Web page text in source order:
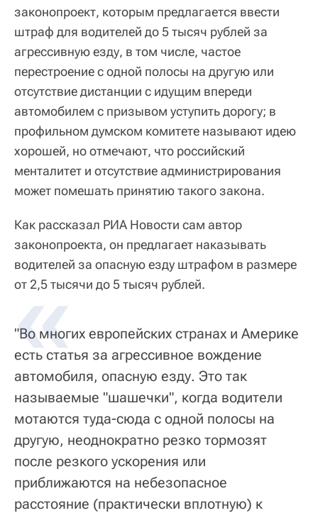
законопроект, которым предлагается ввести
штраф для водителей до 5 тысяч рублей за
агрессивную езду, в том числе, частое
перестроение с одной полосы на другую или
отсутствие дистанции с идущим впереди
автомобилем с призывом уступить дорогу; в
профильном думском комитете называют идею
хорошей, но отмечают, что российский
менталитет и отсутствие администрирования
может помешать принятию такого закона.
Как рассказал РИА Новости сам автор
законопроекта, он предлагает наказывать
водителей за опасную езду штрафом в размере
от 2,5 тысячи до 5 тысяч рублей.
"Во многих европейских странах и Америке
есть статья за агрессивное вождение
автомобиля, опасную езду. Это так
называемые "шашечки", когда водители
мотаются туда-сюда с одной полосы на
другую, неоднократно резко тормозят
после резкого ускорения или
приближаются на небезопасное
расстояние (практически вплотную) к